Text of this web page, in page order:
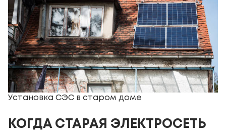
Установка СЭС в старом доме
КОГДА СТАРАЯ ЭЛЕКТРОСЕТЬ